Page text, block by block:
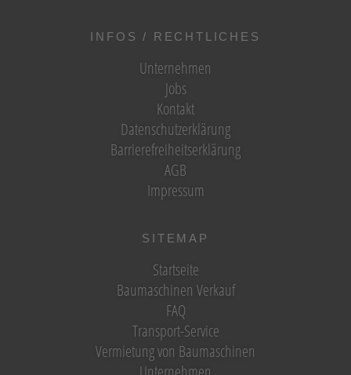
INFOS / RECHTLICHES
Unternehmen
Jobs
Kontakt
Datenschutzerklärung
Barrierefreiheitserklärung
AGB
Impressum
SITEMAP
Startseite
Baumaschinen Verkauf
FAQ
Transport-Service
Vermietung von Baumaschinen